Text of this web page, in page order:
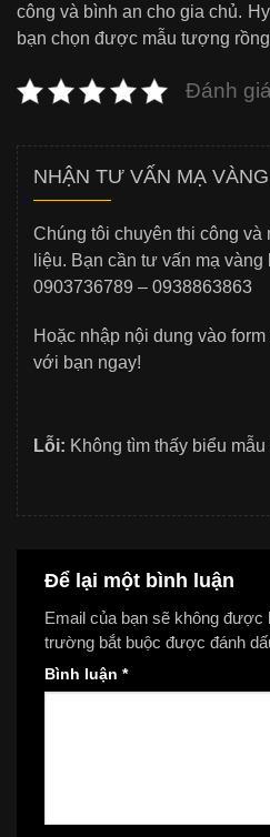
công và bình an cho gia chủ.
bạn chọn được mẫu tượng
Đánh
NHẬN TƯ VẤN MẠ VÀNG
Chúng tôi chuyên thi công và
liệu. Bạn cần tư vấn mạ
0903736789 – 0938863863
Hoặc nhập nội dung vào
với bạn ngay!
Lỗi: Không tìm thấy biểu mẫu
Để lại một bình luận
Email của bạn sẽ không được
trường bắt buộc được đánh
Bình luận *